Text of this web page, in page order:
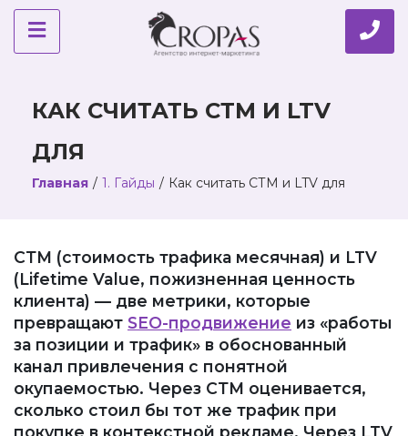
КАК СЧИТАТЬ СТМ И LTV
ДЛЯ
Главная / 1. Гайды / Как считать СТМ и LTV для
СТМ (стоимость трафика месячная) и LTV
(Lifetime Value, пожизненная ценность
клиента) — две метрики, которые
превращают SEO-продвижение из «работы
за позиции и трафик» в обоснованный
канал привлечения с понятной
окупаемостью. Через СТМ оценивается,
сколько стоил бы тот же трафик при
покупке в контекстной рекламе. Через LTV